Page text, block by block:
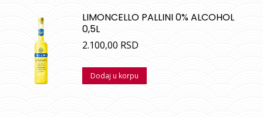
LIMONCELLO PALLINI 0% ALCOHOL
0,5L
2.100,00 RSD
Dodaj u korpu